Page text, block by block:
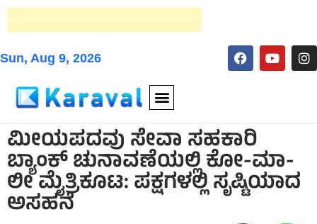
Sun, Aug 9, 2026
ಮೀಯಪದವು ಸೇವಾ ಸಹಕಾರಿ
ಬ್ಯಾಂಕ್ ಚುನಾವಣೆಯಲ್ಲಿ ಕೋ-ಮಾ-
ಲೀ ಮೈತ್ರಿಕೂಟ: ಪಕ್ಷಗಳಲ್ಲಿ ಸೃಷ್ಟಿಯಾದ
ಅಸಹನೆ